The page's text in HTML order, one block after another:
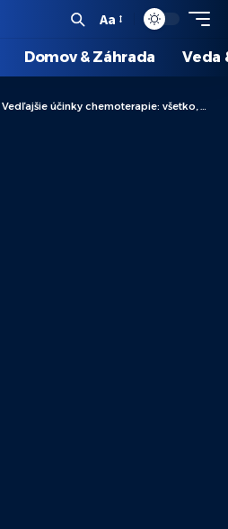
Aa
Domov & Záhrada Veda
Vedľajšie účinky chemoterapie: všetko, čo potrebujete vedieť počas liečby